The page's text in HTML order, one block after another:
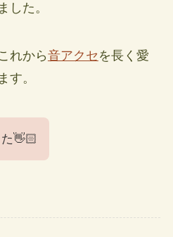
した。
れから音アクセ を長く愛
す。
👋🏻